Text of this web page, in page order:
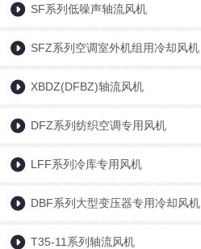
SF系列低噪声轴流风机
SFZ系列空调室外机组用冷却风机
XBDZ(DFBZ)轴流风机
DFZ系列纺织空调专用风机
LFF系列冷库专用风机
DBF系列大型变压器专用冷却风机
T35-11系列轴流风机